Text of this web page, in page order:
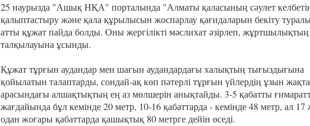
25 наурызда "Ашық НҚА" порталында "Алматы қаласының сәулет
қалыптастыру және қала құрылысын жоспарлау қағидаларын бекіту
атты құжат пайда болды. Оны жергілікті мәслихат әзірлеп, жұртшылықтың
талқылауына ұсынды.
Құжат тұрғын аудандар мен шағын аудандардағы халықтың тығыздығына
қойылатын талаптарды, сондай-ақ көп пәтерлі тұрғын үйлердің ұзын
арасындағы алшақтықтың ең аз мөлшерін анықтайды. 3-5 қабатты
жағдайында бұл кемінде 20 метр, 10-16 қабаттарда - кемінде 48 метр, ал 17
одан жоғары қабаттарда қашықтық 80 метрге дейін өседі.